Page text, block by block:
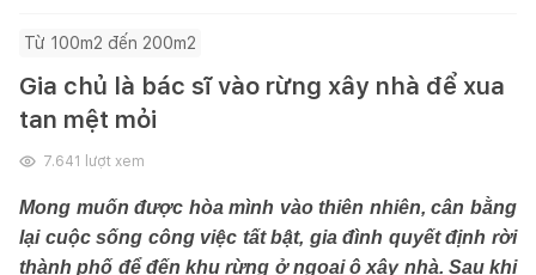
Từ 100m2 đến 200m2
Gia chủ là bác sĩ vào rừng xây nhà để xua
tan mệt mỏi
7.641 lượt xem
Mong muốn được hòa mình vào thiên nhiên, cân bằng
lại cuộc sống công việc tất bật, gia đình quyết định rời
thành phố để đến khu rừng ở ngoại ô xây nhà. Sau khi